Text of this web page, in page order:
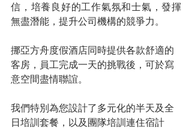
信，培養良好的工作氣氛和士氣，發揮
無盡潛能，提升公司機構的競爭力。
挪亞方舟度假酒店同時提供各款舒適的
客房，員工完成一天的挑戰後，可於寫
意空間盡情聯誼。
我們特別為您設計了多元化的半天及全
日培訓套餐，以及團隊培訓連住宿計